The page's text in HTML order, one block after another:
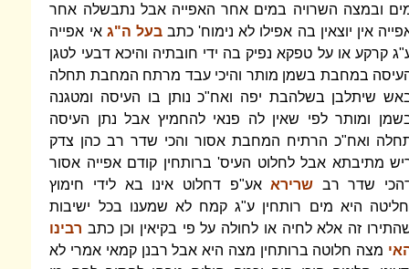
ובמצה השרויה במים אחר האפייה אבל נתבשלה אחר
אין יוצאין בה אפילו לא נימוח' כתבבעל ה"ג אי אפייה
קרקע או על טפקא נפיק בה ידי חובתיה והיכא דבעי לטגן
במחבת בשמן מותר והיכי עבד מרתח המחבת תחלה
שיתלבן בשלהבת יפה ואח"כ נותן בו העיסה ומטגנה
ומותר לפי שאין לה פנאי להחמיץ אבל נתן העיסה
ואח"כ הרתיח המחבת אסור והכי שדר רב כהן צדק
מתיבתא אבל לחלוט העיס' ברותחין קודם אפייה אסור
שדר רב שריראאע"פ דחלוט אינו בא לידי חימוץ
היא מים רותחין ע"ג קמח לא שמענו בכל ישיבות
זה אלא לחיה או לחולה על פי בקיאין וכן כתב רבינו
מצה חלוטה ברותחין מצה היא אבל רבנן קמאי אמרי לא